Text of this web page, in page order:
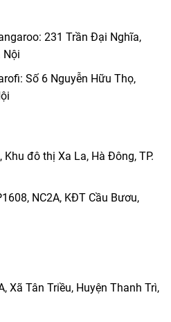
231 Trần Đại Nghĩa,
Nội
Số 6 Nguyễn Hữu Thọ,
Khu đô thị Xa La, Hà Đông, TP.
NC2A, KĐT Cầu Bươu,
Xã Tân Triều, Huyện Thanh Trì,